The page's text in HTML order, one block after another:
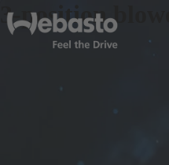
3-position